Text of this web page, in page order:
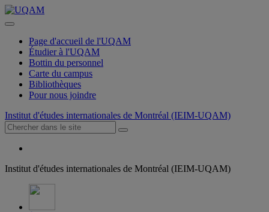
Page d'accueil de l'UQAM
Étudier à l'UQAM
Bottin du personnel
Carte du campus
Bibliothèques
Pour nous joindre
Institut d'études internationales de Montréal (IEIM-UQAM)
Institut d'études internationales de Montréal (IEIM-UQAM)